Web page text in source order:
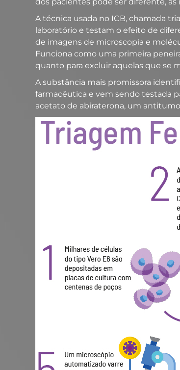
A técnica usada no ICB, chamada
laboratório e testam o efeito de
de imagens de microscopia e
Funciona como uma primeira
quanto para excluir aquelas que se
A substância mais promissora
farmacêutica e vem sendo testada
acetato de abiraterona, um